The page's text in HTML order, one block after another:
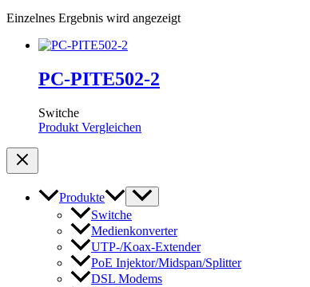
Einzelnes Ergebnis wird angezeigt
PC-PITE502-2
Switche
Produkt Vergleichen
Produkte
Switche
Medienkonverter
UTP-/Koax-Extender
PoE Injektor/Midspan/Splitter
DSL Modems